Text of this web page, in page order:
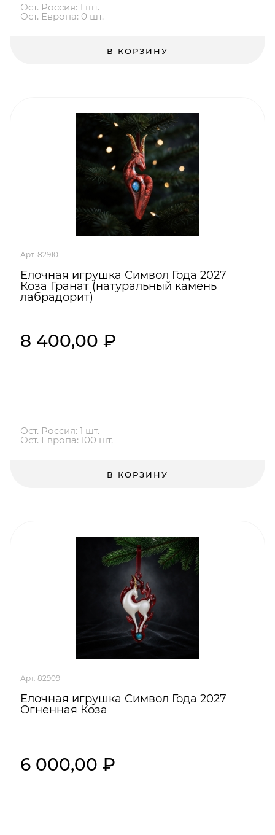
Ост. Россия: 1 шт.
Ост. Европа: 0 шт.
В КОРЗИНУ
Арт. 82910
Елочная игрушка Символ Года 2027
Коза Гранат (натуральный камень
лабрадорит)
8 400,00 ₽
Ост. Россия: 1 шт.
Ост. Европа: 100 шт.
В КОРЗИНУ
Арт. 82909
Елочная игрушка Символ Года 2027
Огненная Коза
6 000,00 ₽